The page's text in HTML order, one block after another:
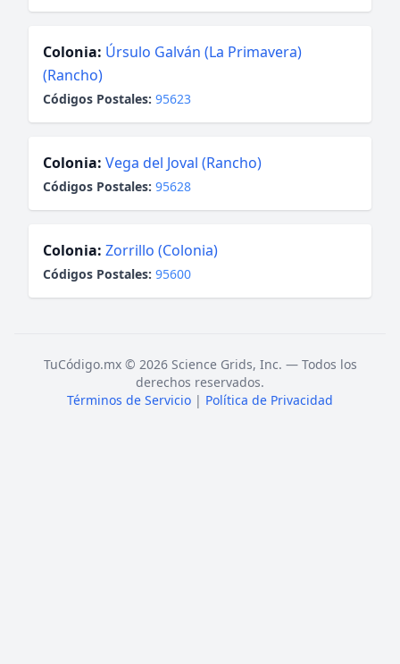
Colonia: Úrsulo Galván (La Primavera)
(Rancho)
Códigos Postales: 95623
Colonia: Vega del Joval (Rancho)
Códigos Postales: 95628
Colonia: Zorrillo (Colonia)
Códigos Postales: 95600
TuCódigo.mx © 2026 Science Grids, Inc. — Todos los
derechos reservados.
Términos de Servicio | Política de Privacidad